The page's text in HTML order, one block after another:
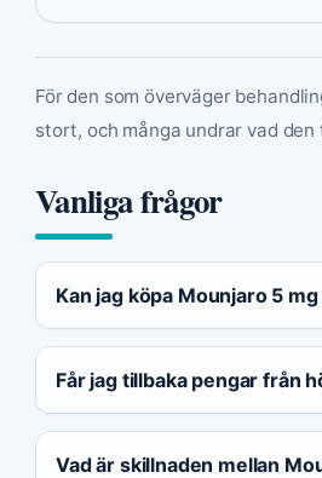
För den som överväger
stort, och många undrar vad
Vanliga frågor
Kan jag köpa Mounjaro 5
Får jag tillbaka pengar från
Vad är skillnaden mellan